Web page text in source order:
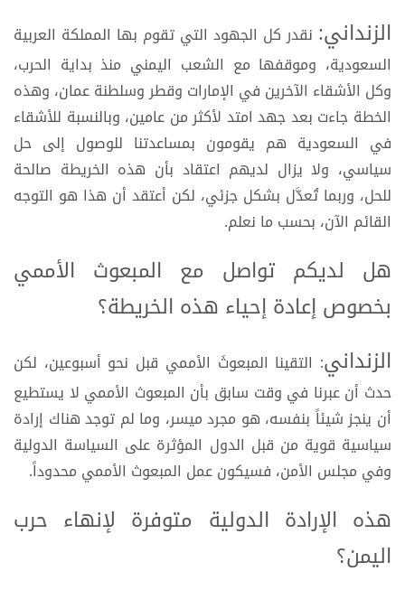
الزنداني: نقدر كل الجهود التي تقوم بها المملكة العربية
السعودية، وموقفها مع الشعب اليمني منذ بداية الحرب،
وكل الأشقاء الآخرين في الإمارات وقطر وسلطنة عمان، وهذه
الخطة جاءت بعد جهد امتد لأكثر من عامين، وبالنسبة للأشقاء
في السعودية هم يقومون بمساعدتنا للوصول إلى حل
سياسي، ولا يزال لديهم اعتقاد بأن هذه الخريطة صالحة
للحل، وربما تُعدَّل بشكل جزئي، لكن أعتقد أن هذا هو التوجه
القائم الآن، بحسب ما نعلم.
هل لديكم تواصل مع المبعوث الأممي
بخصوص إعادة إحياء هذه الخريطة؟
الزنداني: التقينا المبعوثَ الأممي قبل نحو أسبوعين، لكن
حدث أن عبرنا في وقت سابق بأن المبعوث الأممي لا يستطيع
أن ينجز شيئاً بنفسه، هو مجرد ميسر، وما لم توجد هناك إرادة
سياسية قوية من قبل الدول المؤثرة على السياسة الدولية
وفي مجلس الأمن، فسيكون عمل المبعوث الأممي محدوداً.
هذه الإرادة الدولية متوفرة لإنهاء حرب
اليمن؟